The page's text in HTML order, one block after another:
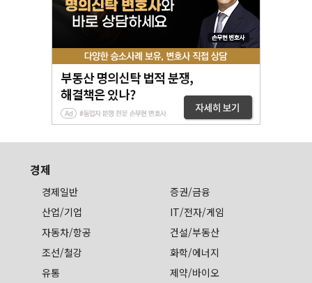
경제
경제일반
증권/금융
산업/기업
IT/전자/게임
자동차/항공
건설/부동산
조선/철강
화학/에너지
유통
제약/바이오